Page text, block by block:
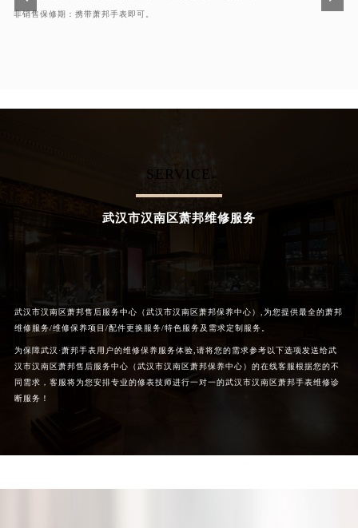
非销售保修期：携带萧邦手表即可。
SERVICE
武汉市汉南区萧邦维修服务
武汉市汉南区萧邦售后服务中心（武汉市汉南区萧邦保养中心）,为您提供最全的萧邦
维修服务/维修保养项目/配件更换服务/特色服务及需求定制服务。
为保障武汉·萧邦手表用户的维修保养服务体验,请将您的需求参考以下选项发送给武
汉市汉南区萧邦售后服务中心（武汉市汉南区萧邦保养中心）的在线客服根据您的不
同需求，客服将为您安排专业的修表技师进行一对一的武汉市汉南区萧邦手表维修诊
断服务！